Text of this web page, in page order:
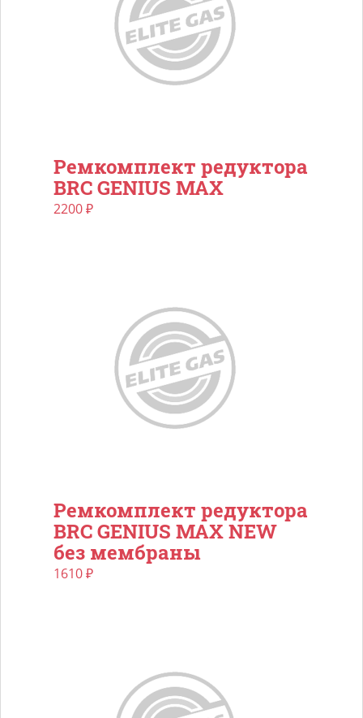
Ремкомплект редуктора
BRC GENIUS MAX
2200₽
Ремкомплект редуктора
BRC GENIUS MAX NEW
без мембраны
1610₽